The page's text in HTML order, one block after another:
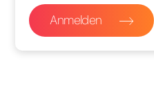
Anmelden